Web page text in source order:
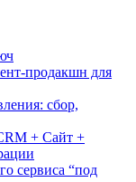
продакшн для
сбор,
+ Сайт +
сервиса “под